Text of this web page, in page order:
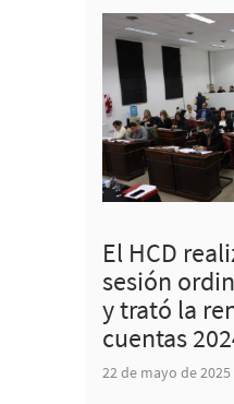
El HCD
sesión
y trató la
cuentas
22 de mayo de 2025